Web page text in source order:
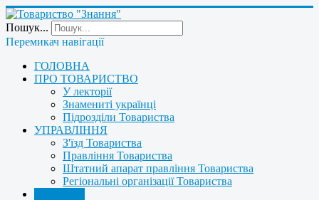
Пошук...
Перемикач навігації
ГОЛОВНА
ПРО ТОВАРИСТВО
У лекторії
Знамениті українці
Підрозділи Товариства
УПРАВЛІННЯ
З'їзд Товариства
Правління Товариства
Штатний апарат правління Товариства
Регіональні організації Товариства